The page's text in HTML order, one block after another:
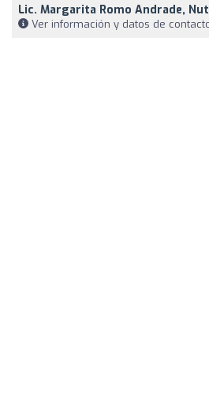
Lic. Margarita Romo Andrade,
Ver información y datos de